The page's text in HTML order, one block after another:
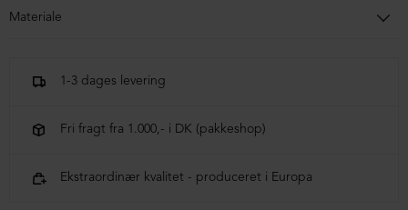
Materiale
1-3 dages levering
Fri fragt fra 1.000,- i DK (pakkeshop)
Ekstraordinær kvalitet - produceret i Europa